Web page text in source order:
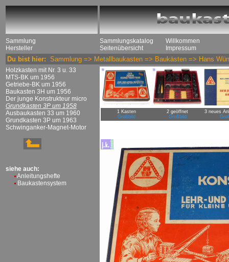
Sammlung
Hersteller
Sammlungskatalog
Seitenübersicht
Willkommen
Impressum
Du bist hier: Sammlung => Metallbaukasten => Baukästen => Hans
Holzkasten mit Nr. 3 u. 33
MTS-BK um 1956
Getriebe-BK um 1956
Baukasten 3H um 1956
Der junge Konstrukteur micro
Grundkasten 3P um 1958
Ausbaukasten 33 um 1960
Grundkasten 3P um 1963
Schwinganker-Magnet-Motor
siehe auch:
Anleitungshefte
Baukastensystem
1 Kasten
Großbild
2 geöffnet
Großbild
3 neues